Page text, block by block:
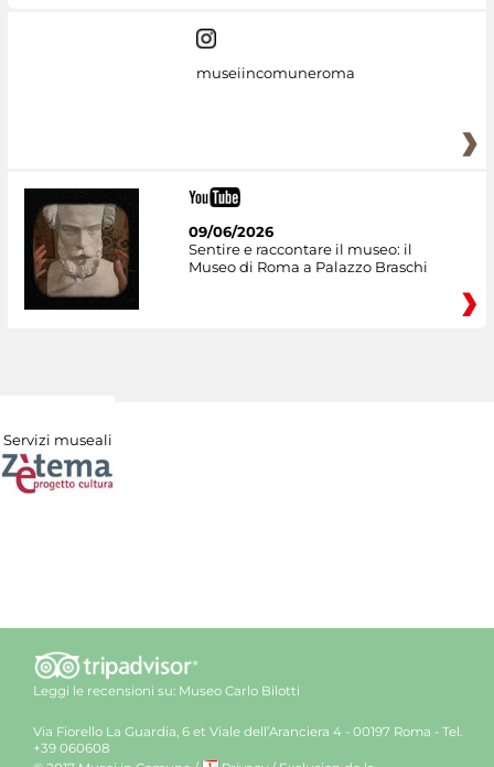
museiincomuneroma
09/06/2026
Sentire e raccontare il museo: il
Museo di Roma a Palazzo Braschi
Servizi museali
Leggi le recensioni su: Museo Carlo Bilotti
Via Fiorello La Guardia, 6 et Viale dell’Aranciera 4 - 00197 Roma - Tel.
+39 060608